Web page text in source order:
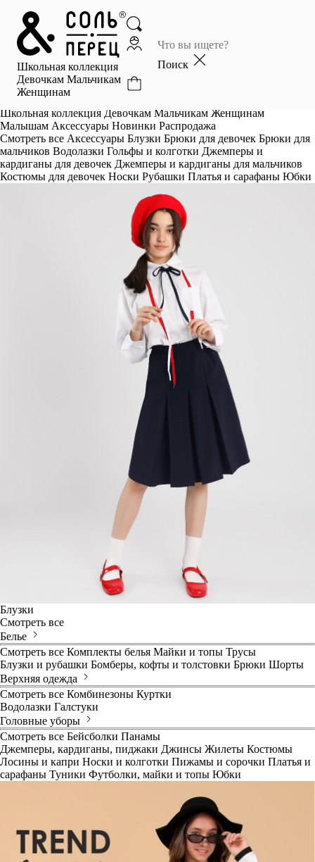
Школьная коллекция
Девочкам Мальчикам
Женщинам
Поиск
Главная
Каталог
Избранное
Школьная коллекция Девочкам Мальчикам Женщинам
Малышам Аксессуары Новинки Распродажа
Смотреть все Аксессуары Блузки Брюки для девочек Брюки для
мальчиков Водолазки Гольфы и колготки Джемперы и
кардиганы для девочек Джемперы и кардиганы для мальчиков
Костюмы для девочек Носки Рубашки Платья и сарафаны Юбки
Блузки
Смотреть все
Белье
Смотреть все Комплекты белья Майки и топы Трусы
Блузки и рубашки Бомберы, кофты и толстовки Брюки Шорты
Верхняя одежда
Смотреть все Комбинезоны Куртки
Водолазки Галстуки
Головные уборы
Смотреть все Бейсболки Панамы
Джемперы, кардиганы, пиджаки Джинсы Жилеты Костюмы
Лосины и капри Носки и колготки Пижамы и сорочки Платья и
сарафаны Туники Футболки, майки и топы Юбки